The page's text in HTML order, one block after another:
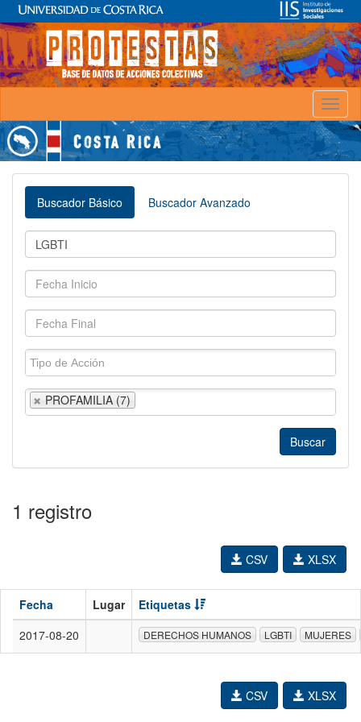
Buscador Básico Buscador Avanzado
PROFAMILIA (7)
1 registro
XLSX
CSV
Fecha Lugar
Etiquetas
2017-08-20
DERECHOS HUMANOS LGBTI MUJERES
XLSX
CSV